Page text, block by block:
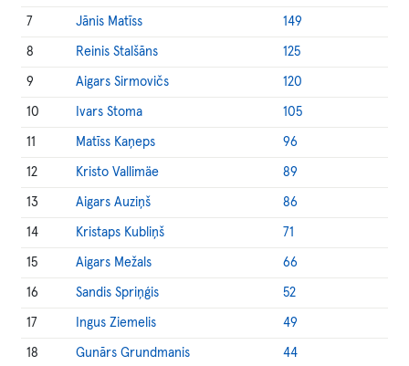
7 Jānis Matīss 149
8 Reinis Stalšāns 125
9 Aigars Sirmovičs 120
10 Ivars Stoma 105
11 Matīss Kaņeps 96
12 Kristo Vallimäe 89
13 Aigars Auziņš 86
14 Kristaps Kubliņš 71
15 Aigars Mežals 66
16 Sandis Spriņģis 52
17 Ingus Ziemelis 49
18 Gunārs Grundmanis 44